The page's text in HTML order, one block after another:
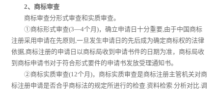
2、商标审查
商标审查分形式审查和实质审查。
①商标形式审查(3—4个月)，确立申请日十分重要,由于中国商标
注册采用申请在先原则,一旦发生申请日的先后成为确定商标权的法律
依据,商标注册的申请日以商标局收到申请书件的日期为准，商标局收
到商标申请书对于符合形式要件的申请书发放受理通知书。
②商标实质审查(12个月)，商标实质审查是商标注册主管机关对商
标注册申请是否合乎商标法的规定所进行的检查.资料检索.分析对比.调